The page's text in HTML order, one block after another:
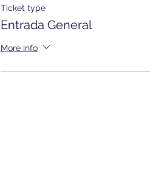
Ticket type
Entrada General
More info